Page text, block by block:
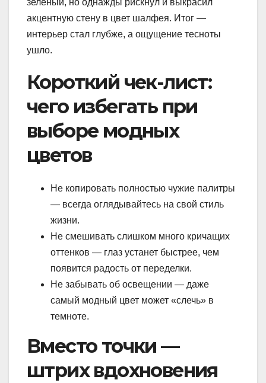
акцентную стену в цвет шалфея. Итог —
интерьер стал глубже, а ощущение тесноты
ушло.
Короткий чек-лист:
чего избегать при
выборе модных
цветов
Не копировать полностью чужие палитры
— всегда оглядывайтесь на свой стиль
жизни.
Не смешивать слишком много кричащих
оттенков — глаз устанет быстрее, чем
появится радость от переделки.
Не забывать об освещении — даже
самый модный цвет может «слечь» в
темноте.
Вместо точки —
штрих вдохновения